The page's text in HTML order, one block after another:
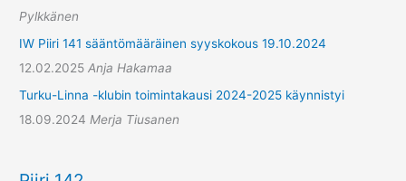
Pylkkänen
IW Piiri 141 sääntömääräinen syyskokous 19.10.2024
12.02.2025 Anja Hakamaa
Turku-Linna -klubin toimintakausi 2024-2025 käynnistyi
18.09.2024 Merja Tiusanen